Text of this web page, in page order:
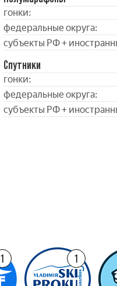
гонки:
федеральные округа:
субъекты РФ +
Спутники
гонки:
федеральные округа:
субъекты РФ +
1 1